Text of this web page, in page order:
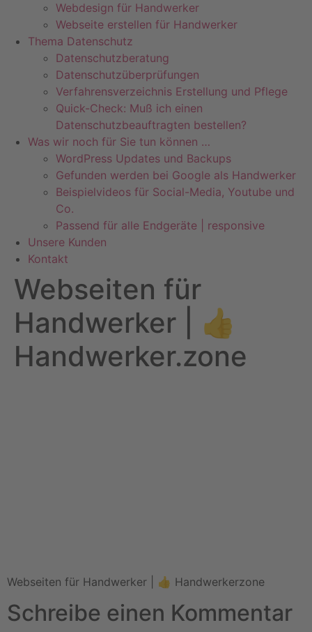
Webdesign für Handwerker
Webseite erstellen für Handwerker
Thema Datenschutz
Datenschutzberatung
Datenschutzüberprüfungen
Verfahrensverzeichnis Erstellung und Pflege
Quick-Check: Muß ich einen
Datenschutzbeauftragten bestellen?
Was wir noch für Sie tun können …
WordPress Updates und Backups
Gefunden werden bei Google als Handwerker
Beispielvideos für Social-Media, Youtube und
Co.
Passend für alle Endgeräte | responsive
Unsere Kunden
Kontakt
Webseiten für
Handwerker | 👍
Handwerker.zone
Webseiten für Handwerker | 👍 Handwerkerzone
Schreibe einen Kommentar